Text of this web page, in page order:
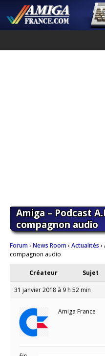
Amiga – Podcast
compagnon audio
Forum› News Room› Actualités ›
compagnon audio
Créateur Sujet
31 janvier 2018 à 9 h 52 min
Amiga France